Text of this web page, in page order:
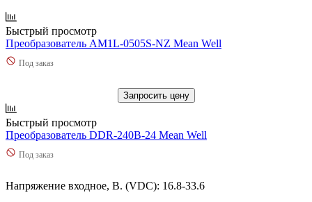
Быстрый просмотр
Преобразователь AM1L-0505S-NZ Mean Well
Под заказ
Запросить цену
Быстрый просмотр
Преобразователь DDR-240B-24 Mean Well
Под заказ
Напряжение входное, В. (VDC): 16.8-33.6